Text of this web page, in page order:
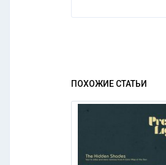
ПОХОЖИЕ СТАТЬИ